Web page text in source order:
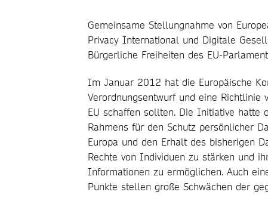
Gemeinsame Stellungnahme von
Privacy International und Digitale
Bürgerliche Freiheiten des EU-
Im Januar 2012 hat die Europäische
Verordnungsentwurf und eine
EU schaffen sollten. Die Initiative hatte
Rahmens für den Schutz persönlicher
Europa und den Erhalt des bisherigen
Rechte von Individuen zu stärken und
Informationen zu ermöglichen. Auch
Punkte stellen große Schwächen der